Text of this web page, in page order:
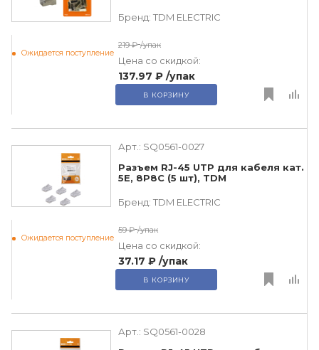
Бренд: TDM ЕLECTRIC
Ожидается поступление
219 ₽ /упак
Цена со скидкой:
137.97 ₽ /упак
В КОРЗИНУ
Арт.: SQ0561-0027
Разъем RJ-45 UTP для кабеля кат.
5Е, 8P8C (5 шт), TDM
Бренд: TDM ЕLECTRIC
Ожидается поступление
59 ₽ /упак
Цена со скидкой:
37.17 ₽ /упак
В КОРЗИНУ
Арт.: SQ0561-0028